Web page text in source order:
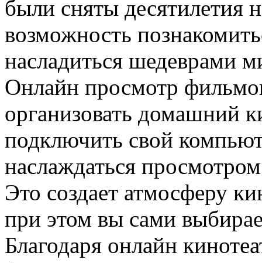
были сняты десятилетия
возможность
насладиться шедеврами
Онлайн просмотр
организовать домашний
подключить свой
наслаждаться
Это создает атмосферу
при этом вы сами
Благодаря онлайн